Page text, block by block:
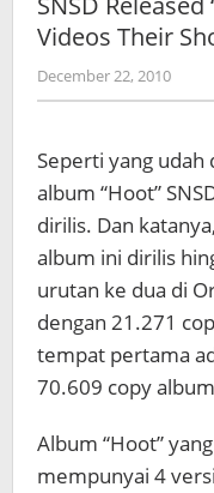
Videos Their
December 22, 2010by
Seperti yang udah
album “Hoot”
dirilis. Dan
album ini dirilis
urutan ke dua di
dengan 21.271
tempat pertama
70.609 copy
Album “Hoot”
mempunyai 4